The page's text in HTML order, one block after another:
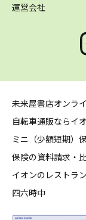
運営会社
未来屋書店オンラ
自転車通販ならイ
ミニ（少額短期）
保険の資料請求・
イオンのレストラン
四六時中